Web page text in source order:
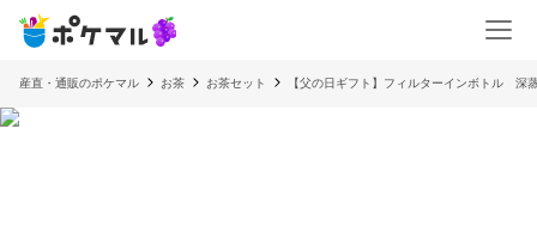
産直・通販のポケマル お茶 お茶セット 【父の日ギフト】フィルターインボトル 深